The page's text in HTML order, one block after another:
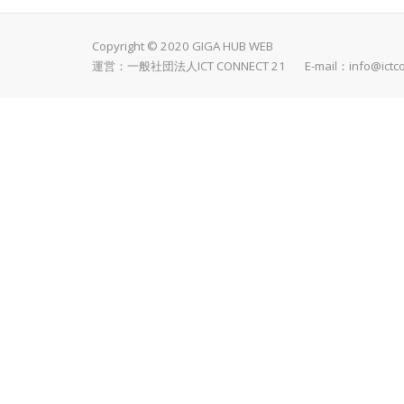
Copyright © 2020 GIGA HUB WEB
運営：一般社団法人ICT CONNECT 21 E-mail：